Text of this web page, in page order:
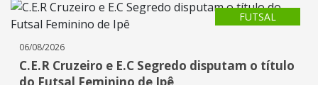
FUTSAL
06/08/2026
C.E.R Cruzeiro e E.C Segredo disputam o título